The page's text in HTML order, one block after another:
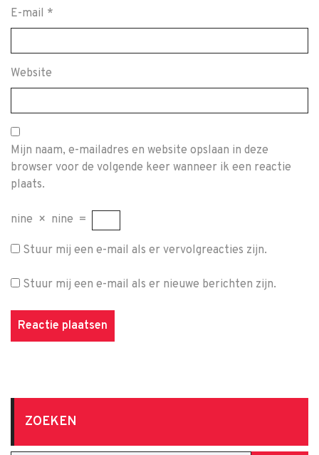
E-mail *
Website
Mijn naam, e-mailadres en website opslaan in deze
browser voor de volgende keer wanneer ik een reactie
plaats.
nine × nine =
Stuur mij een e-mail als er vervolgreacties zijn.
Stuur mij een e-mail als er nieuwe berichten zijn.
ZOEKEN